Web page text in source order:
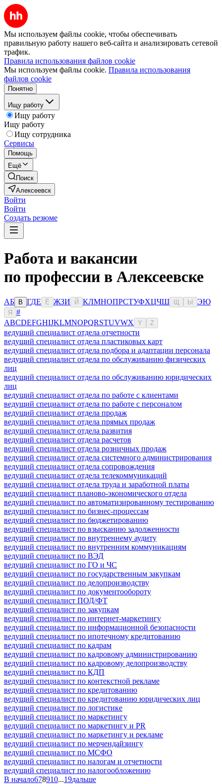
Мы используем файлы cookie, чтобы обеспечивать
правильную работу нашего веб-сайта и анализировать сетевой
трафик.
Правила использования файлов cookie
Мы используем файлы cookie. Правила использования
файлов cookie
Понятно
Ищу работу
Ищу работу
Ищу работу
Ищу сотрудника
Сервисы
Помощь
Ещё
Поиск
Алексеевск
Войти
Войти
Создать резюме
Работа и вакансии
по профессии в Алексеевске
АБ В ГДЕ Ё ЖЗИ Й КЛМНОПРСТУФХЦЧШ Ы ЭЮ
Я
#
ABCDEFGHIJKLMNOPQRSTUVWX Y Z
ведущий специалист отдела отчетности
ведущий специалист отдела пластиковых карт
ведущий специалист отдела подбора и адаптации персонала
ведущий специалист отдела по обслуживанию физических
лиц
ведущий специалист отдела по обслуживанию юридических
лиц
ведущий специалист отдела по работе с клиентами
ведущий специалист отдела по работе с персоналом
ведущий специалист отдела продаж
ведущий специалист отдела прямых продаж
ведущий специалист отдела развития
ведущий специалист отдела расчетов
ведущий специалист отдела розничных продаж
ведущий специалист отдела системного администрирования
ведущий специалист отдела сопровождения
ведущий специалист отдела телекоммуникаций
ведущий специалист отдела труда и заработной платы
ведущий специалист планово-экономического отдела
ведущий специалист по автоматизированному тестированию
ведущий специалист по бизнес-процессам
ведущий специалист по бюджетированию
ведущий специалист по взысканию задолженности
ведущий специалист по внутреннему аудиту
ведущий специалист по внутренним коммуникациям
ведущий специалист по ВЭД
ведущий специалист по ГО и ЧС
ведущий специалист по государственным закупкам
ведущий специалист по делопроизводству
ведущий специалист по документообороту
ведущий специалист ПОД/ФТ
ведущий специалист по закупкам
ведущий специалист по интернет-маркетингу
ведущий специалист по информационной безопасности
ведущий специалист по ипотечному кредитованию
ведущий специалист по кадрам
ведущий специалист по кадровому администрированию
ведущий специалист по кадровому делопроизводству
ведущий специалист по КДП
ведущий специалист по контекстной рекламе
ведущий специалист по кредитованию
ведущий специалист по кредитованию юридических лиц
ведущий специалист по логистике
ведущий специалист по маркетингу
ведущий специалист по маркетингу и PR
ведущий специалист по маркетингу и рекламе
ведущий специалист по мерчендайзингу
ведущий специалист по МСФО
ведущий специалист по налогам и отчетности
ведущий специалист по налогообложению
В начало678910...19дальше